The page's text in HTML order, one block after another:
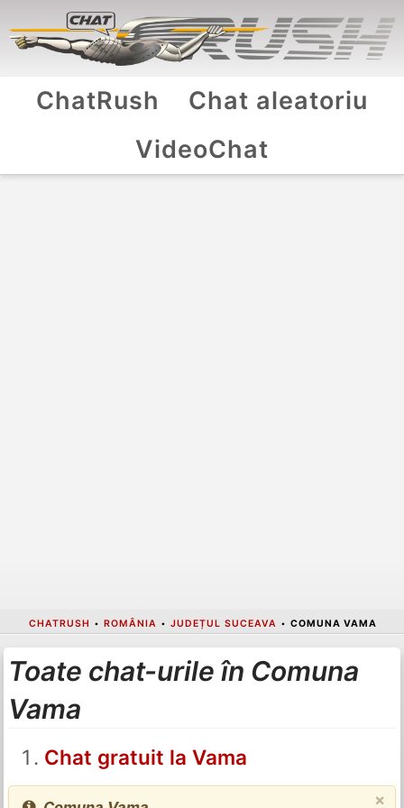
ChatRush
Chat aleatoriu
VideoChat
CHATRUSH • ROMÂNIA • JUDEȚUL SUCEAVA • COMUNA VAMA
Toate chat-urile în Comuna
Vama
Chat gratuit la Vama
×